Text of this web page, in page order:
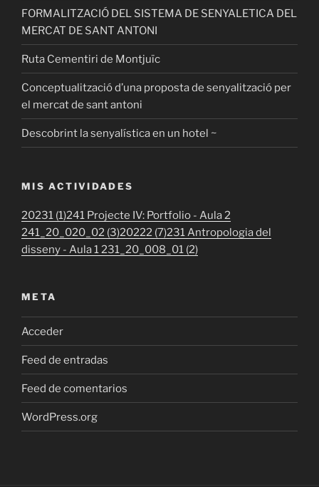
FORMALITZACIÓ DEL SISTEMA DE SENYALETICA DEL
MERCAT DE SANT ANTONI
Ruta Cementiri de Montjuïc
Conceptualització d’una proposta de senyalització per
el mercat de sant antoni
Descobrint la senyalística en un hotel ~
MIS ACTIVIDADES
20231 (1)241 Projecte IV: Portfolio - Aula 2
241_20_020_02 (3)20222 (7)231 Antropologia del
disseny - Aula 1 231_20_008_01 (2)
META
Acceder
Feed de entradas
Feed de comentarios
WordPress.org